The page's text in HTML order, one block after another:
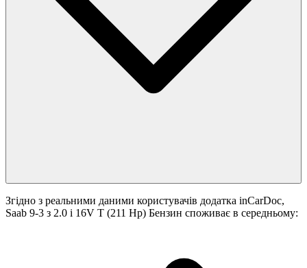
Згідно з реальними даними користувачів додатка inCarDoc,
Saab 9-3 з 2.0 i 16V T (211 Hp) Бензин споживає в середньому: